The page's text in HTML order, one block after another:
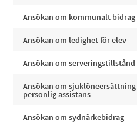
Ansökan om kommunalt
Ansökan om ledighet för elev
Ansökan om serveringstillstånd
Ansökan om
personlig assistans
Ansökan om sydnärkebidrag